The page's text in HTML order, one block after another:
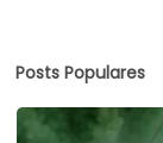
Posts Populares